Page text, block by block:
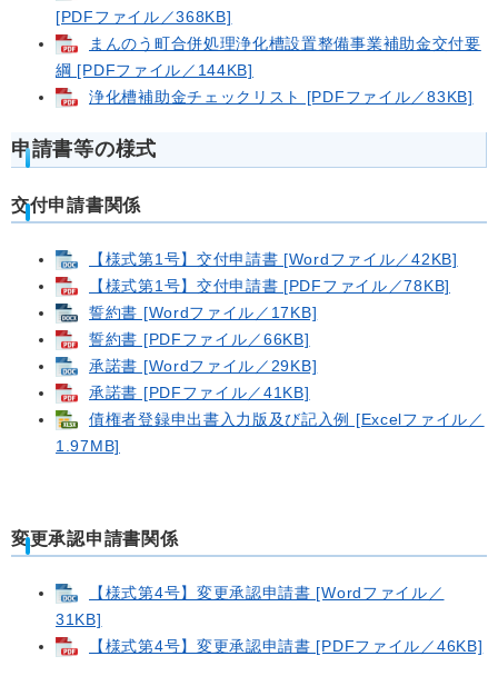
[PDFファイル／368KB]
まんのう町合併処理浄化槽設置整備事業補助金交付要
綱 [PDFファイル／144KB]
浄化槽補助金チェックリスト [PDFファイル／83KB]
申請書等の様式
交付申請書関係
【様式第1号】交付申請書 [Wordファイル／42KB]
【様式第1号】交付申請書 [PDFファイル／78KB]
誓約書 [Wordファイル／17KB]
誓約書 [PDFファイル／66KB]
承諾書 [Wordファイル／29KB]
承諾書 [PDFファイル／41KB]
債権者登録申出書入力版及び記入例 [Excelファイル／
1.97MB]
変更承認申請書関係
【様式第4号】変更承認申請書 [Wordファイル／
31KB]
【様式第4号】変更承認申請書 [PDFファイル／46KB]